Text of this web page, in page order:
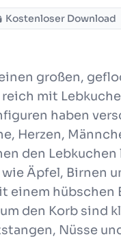
Kostenloser Download
großen,
reich mit
haben
Herzen,
den Lebkuchen
Äpfel, Birnen
einem hübschen
den Korb sind
Nüsse